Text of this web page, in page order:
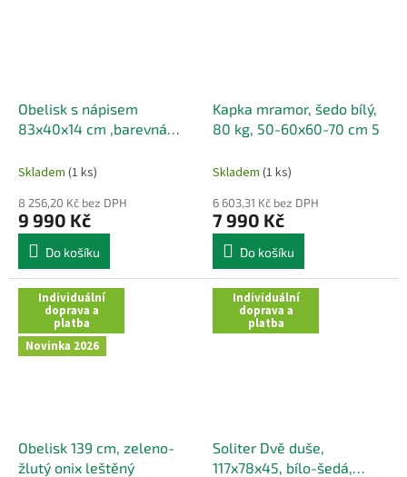
Obelisk s nápisem
83x40x14 cm ,barevná
Skladem (1 ks)
8 256,20 Kč bez DPH
9 990 Kč
Do košíku
Kapka mramor, šedo bílý,
80 kg, 50-60x60-70 cm 5
Skladem (1 ks)
6 603,31 Kč bez DPH
7 990 Kč
Do košíku
Individuální
doprava a
platba
Novinka 2026
Obelisk 139 cm, zeleno-
žlutý onix leštěný
Individuální
doprava a
platba
Soliter Dvě duše,
117x78x45, bílo-šedá,